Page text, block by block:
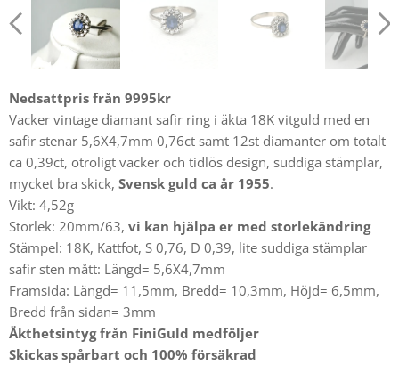
Nedsattpris från 9995kr
Vacker vintage diamant safir ring i äkta 18K vitguld med en
safir stenar 5,6X4,7mm 0,76ct samt 12st diamanter om totalt
ca 0,39ct, otroligt vacker och tidlös design, suddiga stämplar,
mycket bra skick, Svensk guld ca år 1955.
Vikt: 4,52g
Storlek: 20mm/63, vi kan hjälpa er med storlekändring
Stämpel: 18K, Kattfot, S 0,76, D 0,39, lite suddiga stämplar
safir sten mått: Längd= 5,6X4,7mm
Framsida: Längd= 11,5mm, Bredd= 10,3mm, Höjd= 6,5mm,
Bredd från sidan= 3mm
Äkthetsintyg från FiniGuld medföljer
Skickas spårbart och 100% försäkrad